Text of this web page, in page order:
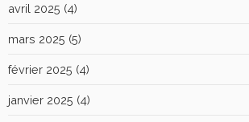
avril 2025 (4)
mars 2025 (5)
février 2025 (4)
janvier 2025 (4)